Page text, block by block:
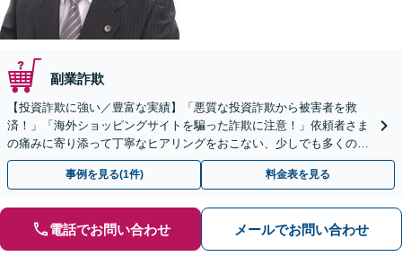
副業詐欺
【投資詐欺に強い／豊富な実績】「悪質な投資詐欺から被害者を救
済！」「海外ショッピングサイトを騙った詐欺に注意！」依頼者さま
の痛みに寄り添って丁寧なヒアリングをおこない、少しでも多くの返
金が得られるよう尽力します！
事例を見る(1件) 料金表を見る
電話でお問い合わせ メールでお問い合わせ